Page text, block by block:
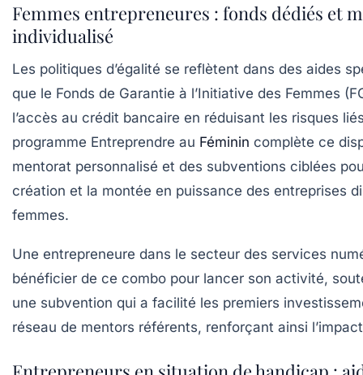
Femmes entrepreneures : fonds dédiés et
individualisé
Les politiques d’égalité se reflètent dans des aides
que le Fonds de Garantie à l’Initiative des Femmes
l’accès au crédit bancaire en réduisant les risques
programme Entreprendre au Féminin complète ce
mentorat personnalisé et des subventions ciblées
création et la montée en puissance des entreprises
femmes.
Une entrepreneure dans le secteur des services
bénéficier de ce combo pour lancer son activité,
une subvention qui a facilité les premiers
réseau de mentors référents, renforçant ainsi